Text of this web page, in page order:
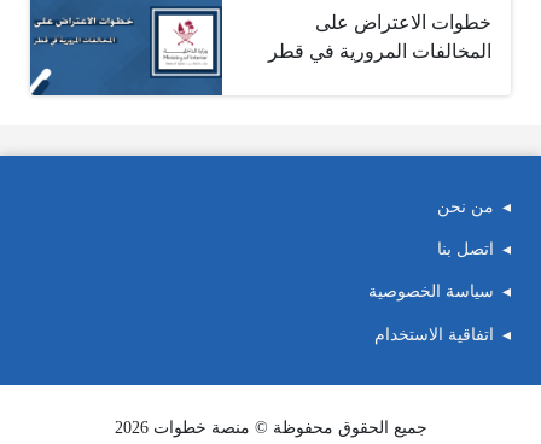
خطوات الاعتراض على
المخالفات المرورية في قطر
من نحن
اتصل بنا
سياسة الخصوصية
اتفاقية الاستخدام
جميع الحقوق محفوظة © منصة خطوات 2026